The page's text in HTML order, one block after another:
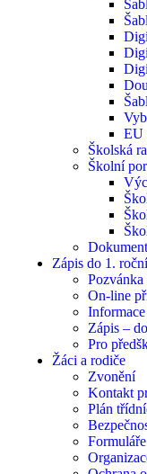
EU
Školská
Školní
Zápis do 1.
On-line
Zápis –
Pro
Žáci a rodiče
Zvonění
Kontakt
Plán
Formuláře